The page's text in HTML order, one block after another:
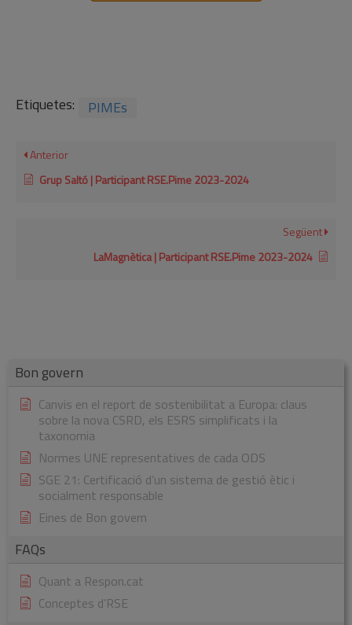
Bon govern
Canvis en el report de sostenibilitat a Europa: claus
sobre la nova CSRD, els ESRS simplificats i la
taxonomia
Normes UNE representatives de cada ODS
SGE 21: Certificació d’un sistema de gestió ètic i
socialment responsable
Eines de Bon govern
FAQs
Quant a Respon.cat
Conceptes d’RSE
Etiquetes: PIMEs
Anterior
Grup Saltó | Participant RSE.Pime 2023-2024
Següent
LaMagnètica | Participant RSE.Pime 2023-2024